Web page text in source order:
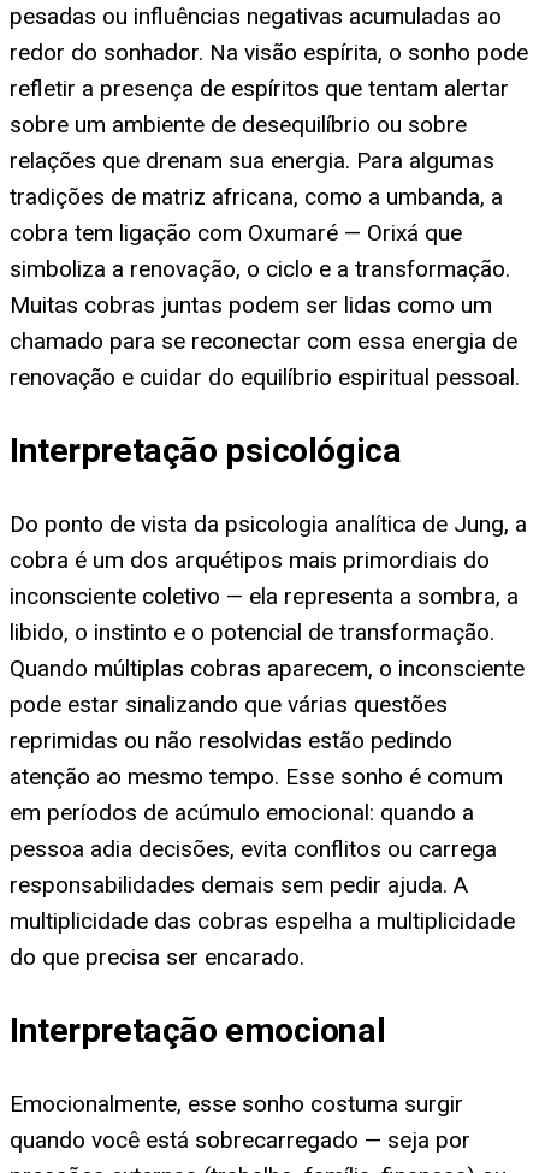
pesadas ou influências negativas acumuladas ao
redor do sonhador. Na visão espírita, o sonho pode
refletir a presença de espíritos que tentam alertar
sobre um ambiente de desequilíbrio ou sobre
relações que drenam sua energia. Para algumas
tradições de matriz africana, como a umbanda, a
cobra tem ligação com Oxumaré — Orixá que
simboliza a renovação, o ciclo e a transformação.
Muitas cobras juntas podem ser lidas como um
chamado para se reconectar com essa energia de
renovação e cuidar do equilíbrio espiritual pessoal.
Interpretação psicológica
Do ponto de vista da psicologia analítica de Jung, a
cobra é um dos arquétipos mais primordiais do
inconsciente coletivo — ela representa a sombra, a
libido, o instinto e o potencial de transformação.
Quando múltiplas cobras aparecem, o inconsciente
pode estar sinalizando que várias questões
reprimidas ou não resolvidas estão pedindo
atenção ao mesmo tempo. Esse sonho é comum
em períodos de acúmulo emocional: quando a
pessoa adia decisões, evita conflitos ou carrega
responsabilidades demais sem pedir ajuda. A
multiplicidade das cobras espelha a multiplicidade
do que precisa ser encarado.
Interpretação emocional
Emocionalmente, esse sonho costuma surgir
quando você está sobrecarregado — seja por